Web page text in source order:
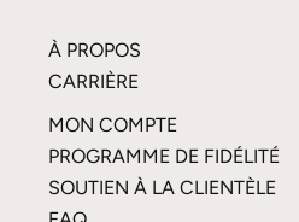
À PROPOS
CARRIÈRE
MON COMPTE
PROGRAMME DE FIDÉLITÉ
SOUTIEN À LA CLIENTÈLE